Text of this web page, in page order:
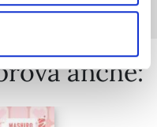
anche: